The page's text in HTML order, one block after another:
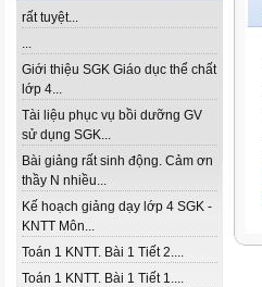
rất tuyệt...
...
Giới thiệu SGK Giáo dục thể chất
lớp 4...
Tài liệu phục vụ bồi dưỡng GV
sử dụng SGK...
Bài giảng rất sinh động. Cảm ơn
thầy N nhiều...
Kế hoạch giảng dạy lớp 4 SGK -
KNTT Môn...
Toán 1 KNTT. Bài 1 Tiết 2....
Toán 1 KNTT. Bài 1 Tiết 1....